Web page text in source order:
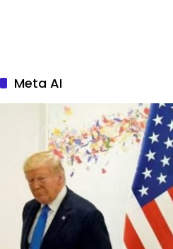
Meta AI